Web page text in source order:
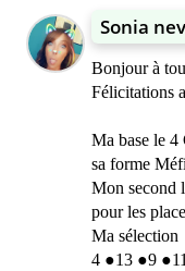
Sonia
Bonjour à
Félicitations
Ma base le
sa forme
Mon second
pour les place
Ma sélection
4 ●13 ●9